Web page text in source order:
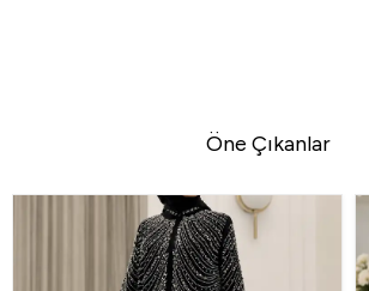
Öne Çıkanlar